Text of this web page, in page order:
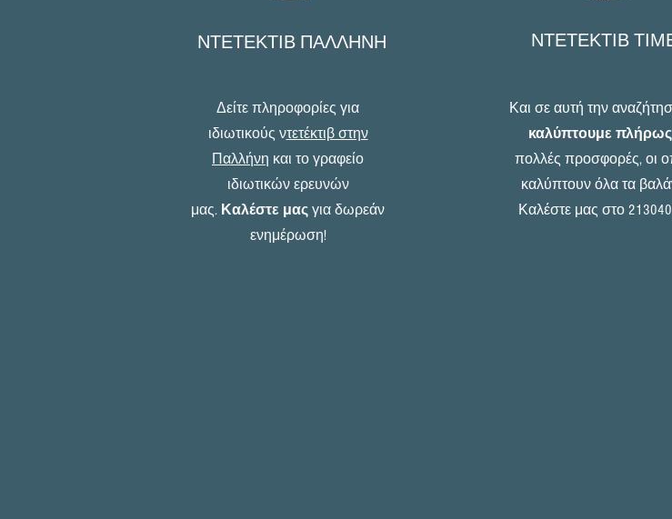
ΝΤΕΤΕΚΤΙΒ ΠΑΛΛΗΝΗ
Δείτε πληροφορίες για
ιδιωτικούς ντετέκτιβ στην
Παλλήνη και το γραφείο
ιδιωτικών ερευνών
μας. Καλέστε μας για δωρεάν
ενημέρωση!
ΝΤΕΤΕΚΤΙΒ
Και σε αυτή την
καλύπτουμε πλήρως
πολλές προσφορές, οι
καλύπτουν όλα τα
Καλέστε μας στο